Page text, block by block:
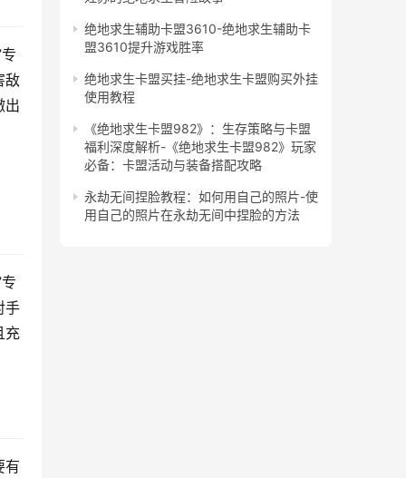
敌
出
手
充
有
绝地求生辅助卡盟3610-绝地求生辅助卡
盟3610提升游戏胜率
绝地求生卡盟买挂-绝地求生卡盟购买外挂
使用教程
《绝地求生卡盟982》：生存策略与卡盟
福利深度解析-《绝地求生卡盟982》玩家
必备：卡盟活动与装备搭配攻略
永劫无间捏脸教程：如何用自己的照片-使
用自己的照片在永劫无间中捏脸的方法